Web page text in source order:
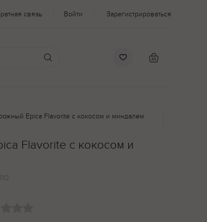
связь Войти Зарегистрироваться
Epica Flavorite с кокосом и миндалем
Flavorite с кокосом и